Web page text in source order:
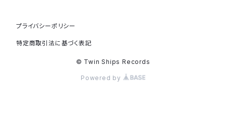
R&B / nu soul / downtempo
プライバシーポリシー
特定商取引法に基づく表記
© Twin Ships Records
Powered by